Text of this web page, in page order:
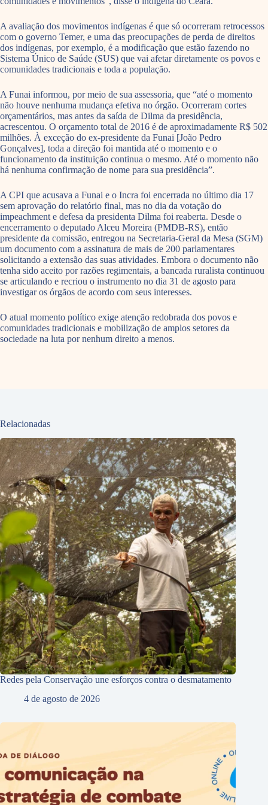
A avaliação dos movimentos indígenas é que só ocorreram retrocessos
com o governo Temer, e uma das preocupações de perda de direitos
dos indígenas, por exemplo, é a modificação que estão fazendo no
Sistema Único de Saúde (SUS) que vai afetar diretamente os povos e
comunidades tradicionais e toda a população.
A Funai informou, por meio de sua assessoria, que “até o momento
não houve nenhuma mudança efetiva no órgão. Ocorreram cortes
orçamentários, mas antes da saída de Dilma da presidência,
acrescentou. O orçamento total de 2016 é de aproximadamente R$ 502
milhões. À exceção do ex-presidente da Funai [João Pedro
Gonçalves], toda a direção foi mantida até o momento e o
funcionamento da instituição continua o mesmo. Até o momento não
há nenhuma confirmação de nome para sua presidência”.
A CPI que acusava a Funai e o Incra foi encerrada no último dia 17
sem aprovação do relatório final, mas no dia da votação do
impeachment e defesa da presidenta Dilma foi reaberta. Desde o
encerramento o deputado Alceu Moreira (PMDB-RS), então
presidente da comissão, entregou na Secretaria-Geral da Mesa (SGM)
um documento com a assinatura de mais de 200 parlamentares
solicitando a extensão das suas atividades. Embora o documento não
tenha sido aceito por razões regimentais, a bancada ruralista continuou
se articulando e recriou o instrumento no dia 31 de agosto para
investigar os órgãos de acordo com seus interesses.
O atual momento político exige atenção redobrada dos povos e
comunidades tradicionais e mobilização de amplos setores da
sociedade na luta por nenhum direito a menos.
Relacionadas
Redes pela Conservação une esforços contra o desmatamento
4 de agosto de 2026